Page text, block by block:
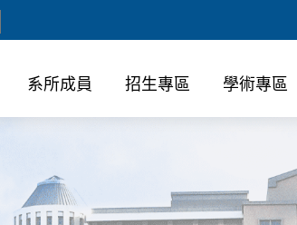
系所成員 招生專區 學術專區